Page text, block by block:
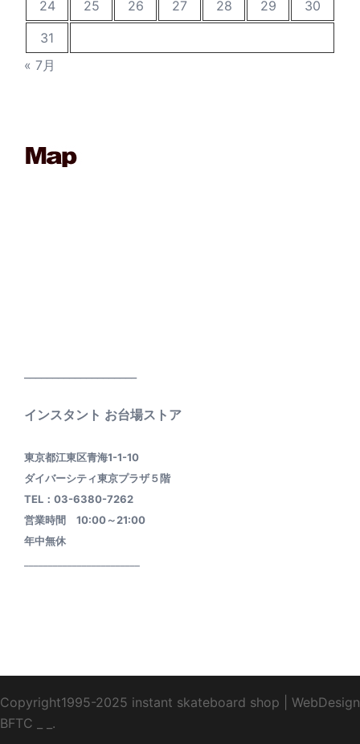
24
25 26 27 28 29
30
31
« 7月
インスタント お台場ストア
東京都江東区青海1-1-10
ダイバーシティ東京プラザ５階
TEL：03-6380-7262
営業時間 10:00～21:00
年中無休
Copyright1995-2025 instant skateboard shop
WebDesign
BFTC _ _.